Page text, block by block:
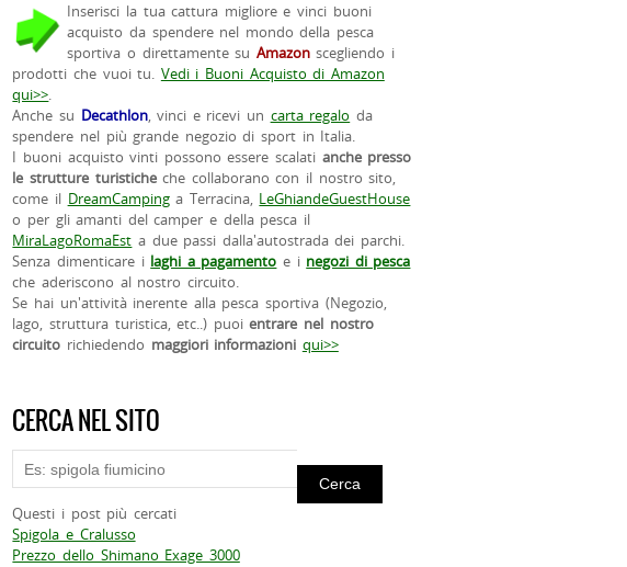
Inserisci la tua cattura migliore e vinci buoni
acquisto da spendere nel mondo della pesca
sportiva o direttamente su Amazonscegliendo i
prodotti che vuoi tu. Vedi i Buoni Acquisto di Amazon
qui>>.
Anche su Decathlon, vinci e ricevi un carta regalo da
spendere nel più grande negozio di sport in Italia.
I buoni acquisto vinti possono essere scalati anche presso
le strutture turisticheche collaborano con il nostro sito,
come il DreamCampinga Terracina, LeGhiandeGuestHouse
o per gli amanti del camper e della pesca il
MiraLagoRomaEst a due passi dalla'autostrada dei parchi.
Senza dimenticare i laghi a pagamento e i negozi di pesca
che aderiscono al nostro circuito.
Se hai un'attività inerente alla pesca sportiva (Negozio,
lago, struttura turistica, etc..) puoientrare nel nostro
circuito richiedendo maggiori informazioni qui>>
CERCA NEL SITO
Questi i post più cercati
Spigola e Cralusso
Prezzo dello Shimano Exage 3000